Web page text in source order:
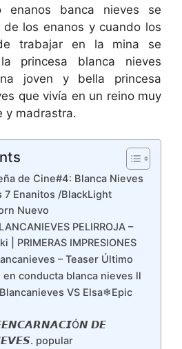
enanos banca nieves se
los enanos y cuando los
trabajar en la mina se
princesa blanca nieves
joven y bella princesa
que vivía en un reino muy
y madrastra.
de Cine#4: Blanca Nieves
7 Enanitos /BlackLight
Nuevo
PELIRROJA –
| PRIMERAS IMPRESIONES
– Teaser Último
en conducta blanca nieves ll
VS Elsa❄Epic
𝘿𝙀
popular